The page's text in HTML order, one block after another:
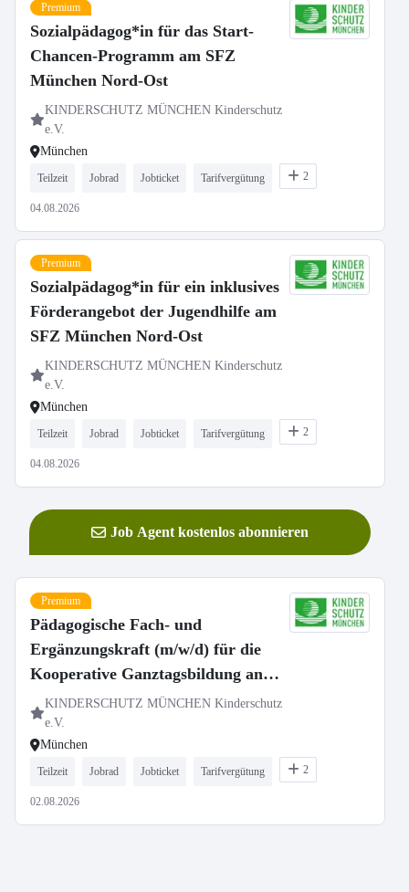
Premium
Sozialpädagog*in für das Start-
Chancen-Programm am SFZ
München Nord-Ost
KINDERSCHUTZ MÜNCHEN Kinderschutz
e.V.
München
Teilzeit Jobrad Jobticket Tarifvergütung 2
04.08.2026
Premium
Sozialpädagog*in für ein inklusives
Förderangebot der Jugendhilfe am
SFZ München Nord-Ost
KINDERSCHUTZ MÜNCHEN Kinderschutz
e.V.
München
Teilzeit Jobrad Jobticket Tarifvergütung 2
04.08.2026
Job Agent kostenlos abonnieren
Premium
Pädagogische Fach- und
Ergänzungskraft (m/w/d) für die
Kooperative Ganztagsbildung an
der Grundschule
Waldmeisterstraße
KINDERSCHUTZ MÜNCHEN Kinderschutz
e.V.
München
Teilzeit Jobrad Jobticket Tarifvergütung 2
02.08.2026